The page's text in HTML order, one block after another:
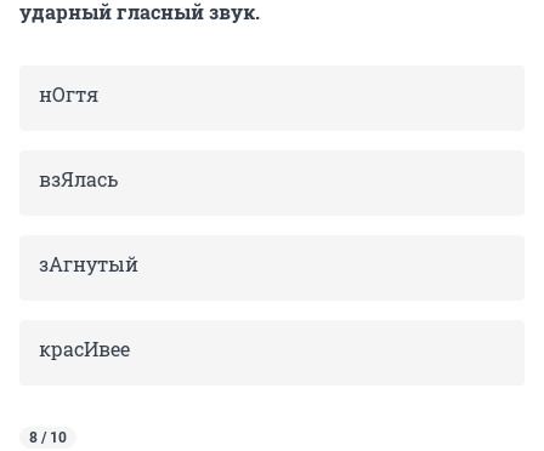
ударный гласный звук.
нОгтя
взЯлась
зАгнутый
красИвее
8 / 10